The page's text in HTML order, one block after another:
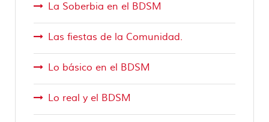
La Soberbia en el BDSM
Las fiestas de la Comunidad.
Lo básico en el BDSM
Lo real y el BDSM